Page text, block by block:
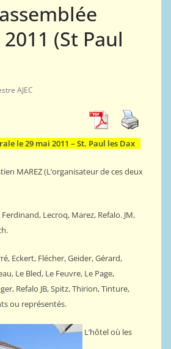
(St Paul
AJEC
le 29 mai 2011 – St. Paul les Dax
MAREZ (L’organisateur de ces deux
Lecroq, Marez, Refalo. JM,
Eckert, Flécher, Geider, Gérard,
Le Bled, Le Feuvre, Le Page,
Refalo JB, Spitz, Thirion, Tinture,
ou représentés.
L’hôtel où les